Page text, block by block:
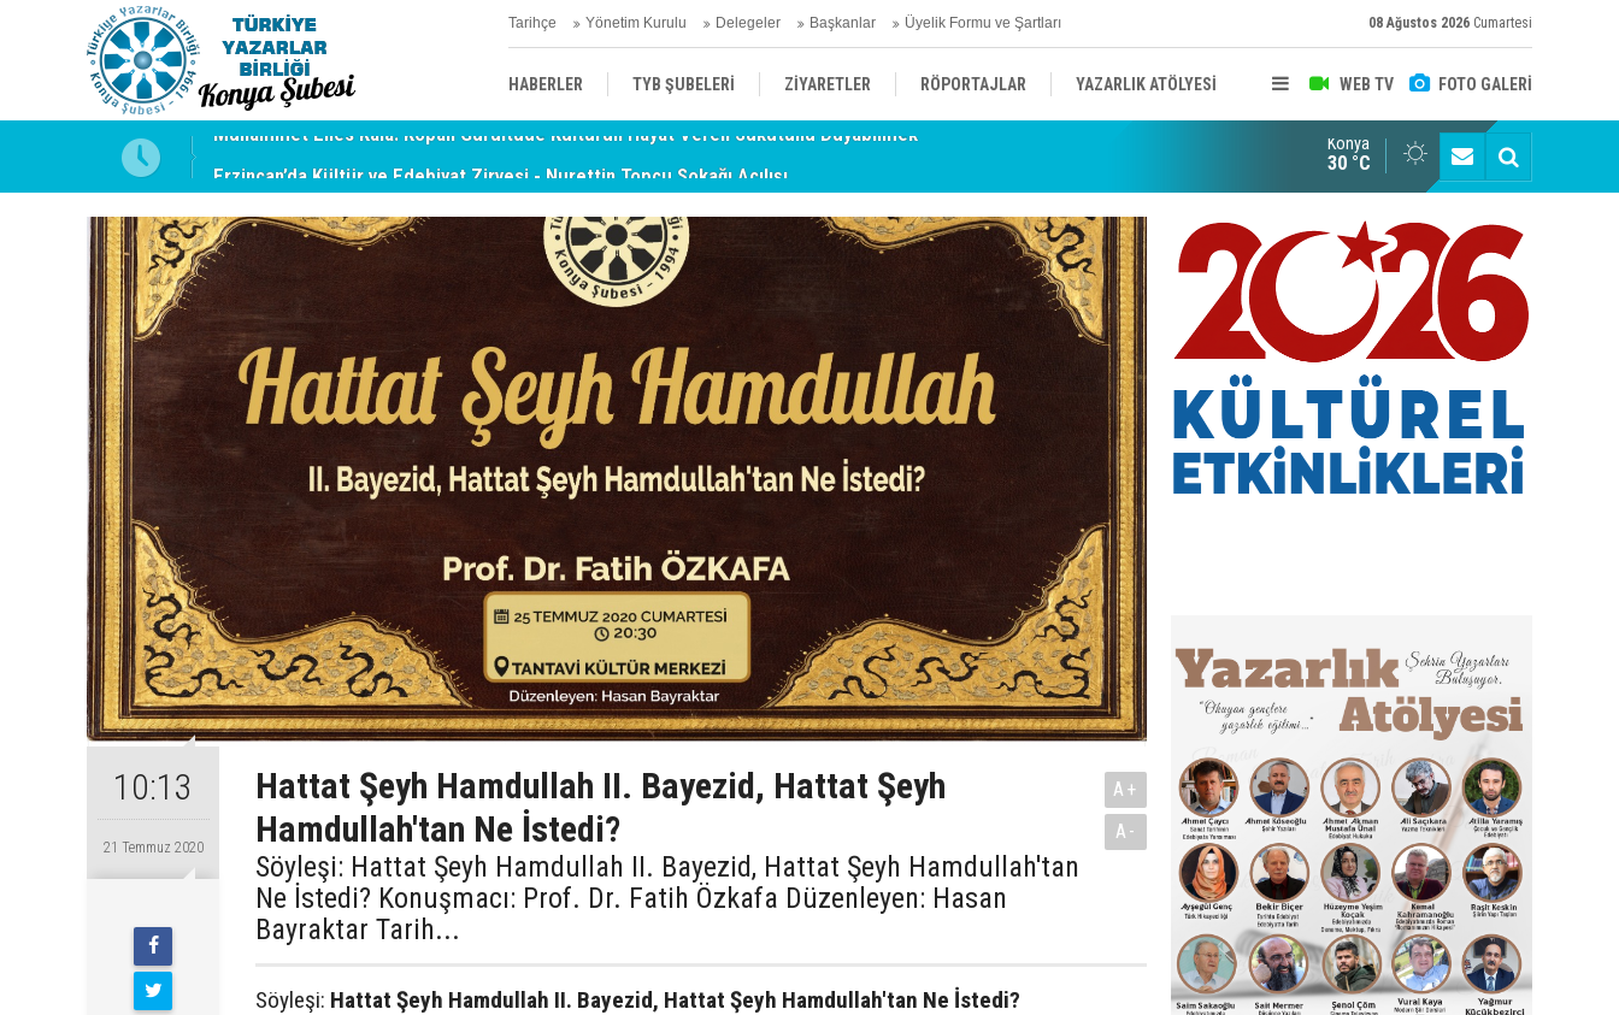
Tarihçe Yönetim Kurulu Delegeler Başkanlar Üyelik Formu ve Şartları 08 Ağustos 2026 Cumartesi
WEB TV FOTO GALERİ
HABERLER TYB ŞUBELERİ ZİYARETLER RÖPORTAJLAR YAZARLIK ATÖLYESİ
TYB KONYA ŞUBESİ’NDE FOTOĞRAF DOLU BİR GÜN GERÇEKLEŞTİ
Konya
30 °C
10:13
21 Temmuz 2020
Hattat Şeyh Hamdullah II. Bayezid, Hattat Şeyh
Hamdullah'tan Ne İstedi?
Söyleşi: Hattat Şeyh Hamdullah II. Bayezid, Hattat Şeyh Hamdullah'tan
Ne İstedi? Konuşmacı: Prof. Dr. Fatih Özkafa Düzenleyen: Hasan
Bayraktar Tarih...
A+
A-
Söyleşi: Hattat Şeyh Hamdullah II. Bayezid, Hattat Şeyh Hamdullah'tan Ne İstedi?